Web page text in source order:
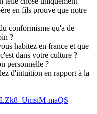
en fils prouve que notre
conformisme qu'a de
?
habitez en france et que
dans votre culture ?
personnelle ?
d'intuition en rapport à la
maQS